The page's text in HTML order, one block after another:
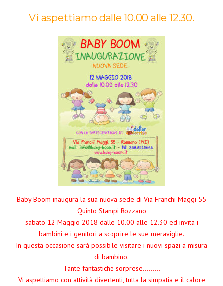
Vi aspettiamo dalle 10.00 alle 12.30.
Baby Boom inaugura la sua nuova sede di Via Franchi Maggi 55
Quinto Stampi Rozzano
sabato 12 Maggio 2018 dalle 10.00 alle 12.30 ed invita i
bambini e i genitori a scoprire le sue meraviglie.
In questa occasione sarà possibile visitare i nuovi spazi a misura
di bambino.
Tante fantastiche sorprese………
Vi aspettiamo con attività divertenti, tutta la simpatia e il calore